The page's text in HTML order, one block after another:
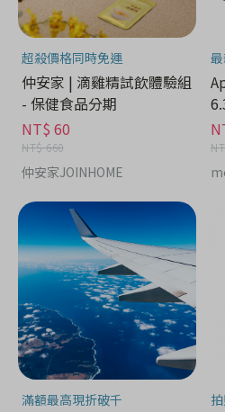
超殺價格同時免運
仲安家 | 滴雞精試飲體驗組
- 保健食品分期
NT$ 60
NT$ 660
仲安家JOINHOME
滿額最高現折破千